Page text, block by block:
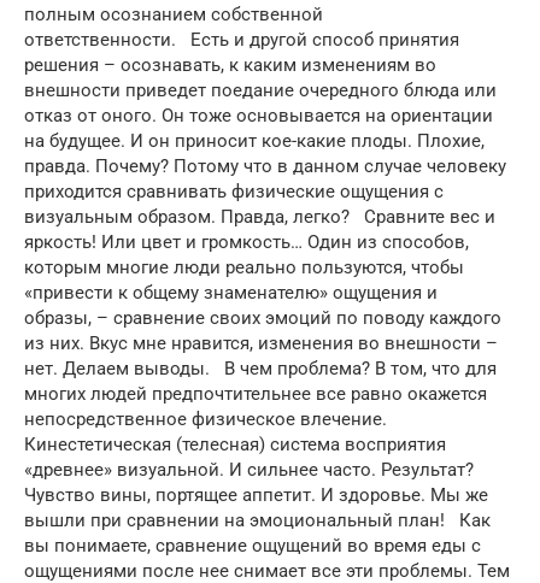
полным осознанием собственной
ответственности. Есть и другой способ принятия
решения – осознавать, к каким изменениям во
внешности приведет поедание очередного блюда или
отказ от оного. Он тоже основывается на ориентации
на будущее. И он приносит кое-какие плоды. Плохие,
правда. Почему? Потому что в данном случае человеку
приходится сравнивать физические ощущения с
визуальным образом. Правда, легко? Сравните вес и
яркость! Или цвет и громкость… Один из способов,
которым многие люди реально пользуются, чтобы
«привести к общему знаменателю» ощущения и
образы, – сравнение своих эмоций по поводу каждого
из них. Вкус мне нравится, изменения во внешности –
нет. Делаем выводы. В чем проблема? В том, что для
многих людей предпочтительнее все равно окажется
непосредственное физическое влечение.
Кинестетическая (телесная) система восприятия
«древнее» визуальной. И сильнее часто. Результат?
Чувство вины, портящее аппетит. И здоровье. Мы же
вышли при сравнении на эмоциональный план! Как
вы понимаете, сравнение ощущений во время еды с
ощущениями после нее снимает все эти проблемы. Тем